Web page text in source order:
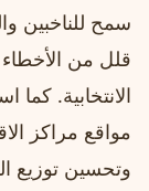
سمح للناخبين
قلل من الأخطاء
الانتخابية. كما
مواقع مراكز
وتحسين توزيع